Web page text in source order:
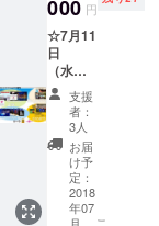
10月アジア
大会に出
場。2時間
34.16で14位
(カンボジア1
位)。■2015
年東京マラ
ソンにてこ
れまでの記
ショー
を編集
したオ
リジナ
ルムー
ビー）
②NEK
O THE
MOVIE
メン
バーズ
カード
（名刺
こちら
でリ
ターン
追加い
たしま
す！ ホ
リエモ
ン祭の
コアな
ファン
のかた
にお届
000 円
☆7月11
日
（水）
一般チ
ケット
☆※オリ
ジナルT
シャツ
付 ☆ス
ペシャ
ルコン
支援
者：
3人
お届
け予
定：
2018
年07